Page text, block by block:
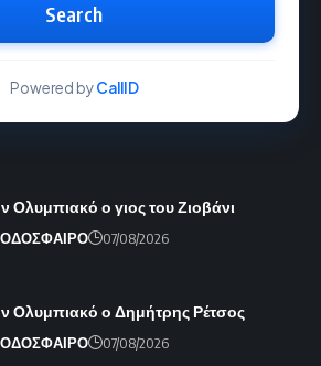
Search
Powered byCallID
Ολυμπιακό ο γιος του Ζιοβάνι
07/08/2026
Ολυμπιακό ο Δημήτρης Ρέτσος
07/08/2026